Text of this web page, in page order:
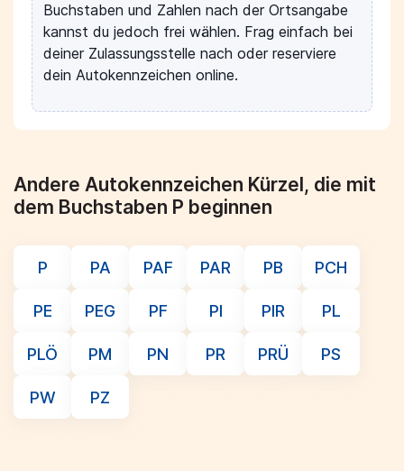
Buchstaben und Zahlen nach der Ortsangabe
kannst du jedoch frei wählen. Frag einfach bei
deiner Zulassungsstelle nach oder reserviere
dein Autokennzeichen online.
Andere Autokennzeichen Kürzel, die mit
dem Buchstaben P beginnen
P PA PAF PAR PB PCH
PE PEG PF PI PIR PL
PLÖ PM PN PR PRÜ PS
PW PZ